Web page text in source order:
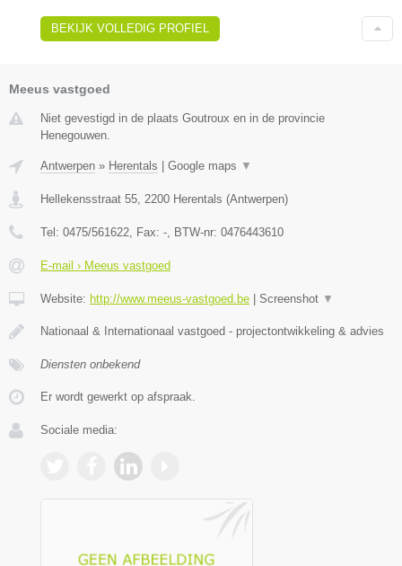
BEKIJK VOLLEDIG PROFIEL
Meeus vastgoed
Niet gevestigd in de plaats Goutroux en in de provincie
Henegouwen.
Antwerpen » Herentals Google maps ▼
Hellekensstraat 55, 2200 Herentals (Antwerpen)
Tel: 0475/561622, Fax: -, BTW-nr: 0476443610
E-mail › Meeus vastgoed
Website: http://www.meeus-vastgoed.be Screenshot ▼
Nationaal & Internationaal vastgoed - projectontwikkeling & advies
Diensten onbekend
Er wordt gewerkt op afspraak.
Sociale media: